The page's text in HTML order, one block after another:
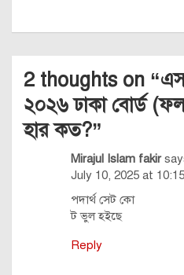
2 thoughts on “
২০২৬ ঢাকা বোর্ড
হার কত?”
Mirajul Islam fakir
July 10, 2025 at
পদার্থ সেট কো
ট ভুল হইছে
Reply